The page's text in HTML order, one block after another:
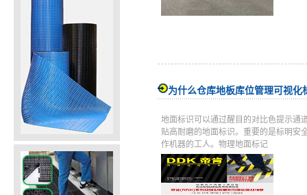
为什么仓库地板库位管理可视化
地面标识可以通过醒目的对比色提示通
贴高耐磨的地面标识。重要的是标明安
作机器的工人。物理地面标记